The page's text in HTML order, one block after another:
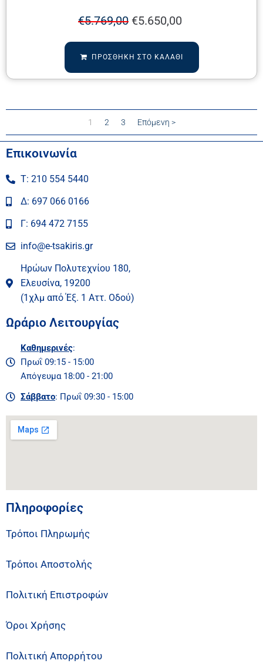
€5.769,00 €5.650,00
ΠΡΟΣΘΉΚΗ ΣΤΟ ΚΑΛΆΘΙ
1 2 3 Επόμενη >
Επικοινωνία
Τ: 210 554 5440
Δ: 697 066 0166
Γ: 694 472 7155
info@e-tsakiris.gr
Ηρώων Πολυτεχνίου 180,
Ελευσίνα, 19200
(1χλμ από Έξ. 1 Αττ. Οδού)
Ωράριο Λειτουργίας
Καθημερινές:
Πρωΐ 09:15 - 15:00
Απόγευμα 18:00 - 21:00
Σάββατο: Πρωΐ 09:30 - 15:00
Πληροφορίες
Τρόποι Πληρωμής
Τρόποι Αποστολής
Πολιτική Επιστροφών
Όροι Χρήσης
Πολιτική Απορρήτου